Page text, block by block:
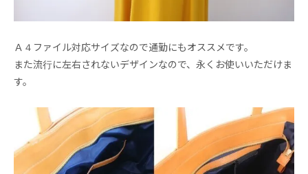
Ａ４ファイル対応サイズなので通勤にもオススメです。
また流行に左右されないデザインなので、永くお使いいただけま
す。